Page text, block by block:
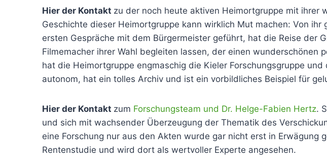
Hier der Kontakt zu der noch heute aktiven Heimortgruppe mit ihrer
Geschichte dieser Heimortgruppe kann wirklich Mut machen: Von
ersten Gespräche mit dem Bürgermeister geführt, hat die Reise der
Filmemacher ihrer Wahl begleiten lassen, der einen
hat die Heimortgruppe engmaschig die Kieler Forschungsgruppe
autonom, hat ein tolles Archiv und ist ein vorbildliches Beispiel für
Hier der Kontakt zum Forschungsteam und Dr. Helge-Fabien Hertz.
und sich mit wachsender Überzeugung der Thematik des
eine Forschung nur aus den Akten wurde gar nicht erst in
Rentenstudie und wird dort als wertvoller Experte angesehen.